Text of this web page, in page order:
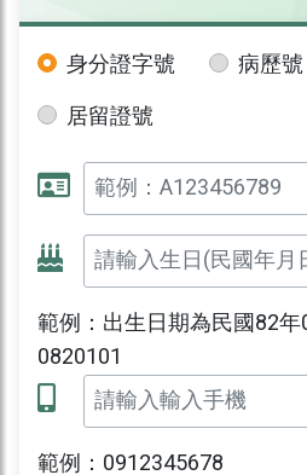
身分證字號 病歷號
居留證號
範例：出生日期為民國82
0820101
範例：0912345678